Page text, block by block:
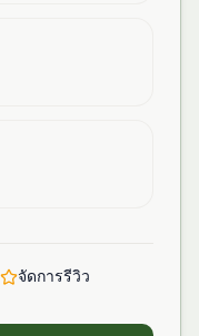
จัดการรีวิว